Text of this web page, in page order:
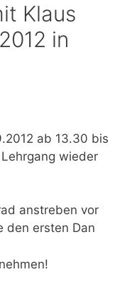
Klaus
in
ab 13.30 bis
wieder
anstreben vor
den ersten Dan